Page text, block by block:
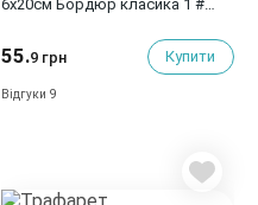
6x20см Бордюр класика 1 #
55.9 грн Купити
Відгуки 9